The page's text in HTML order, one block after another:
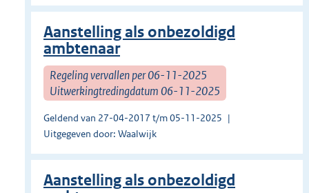
Aanstelling als onbezoldigd
ambtenaar
Regeling vervallen per 06-11-2025
Uitwerkingtredingdatum 06-11-2025
Geldend van 27-04-2017 t/m 05-11-2025
Uitgegeven door: Waalwijk
Aanstelling als onbezoldigd